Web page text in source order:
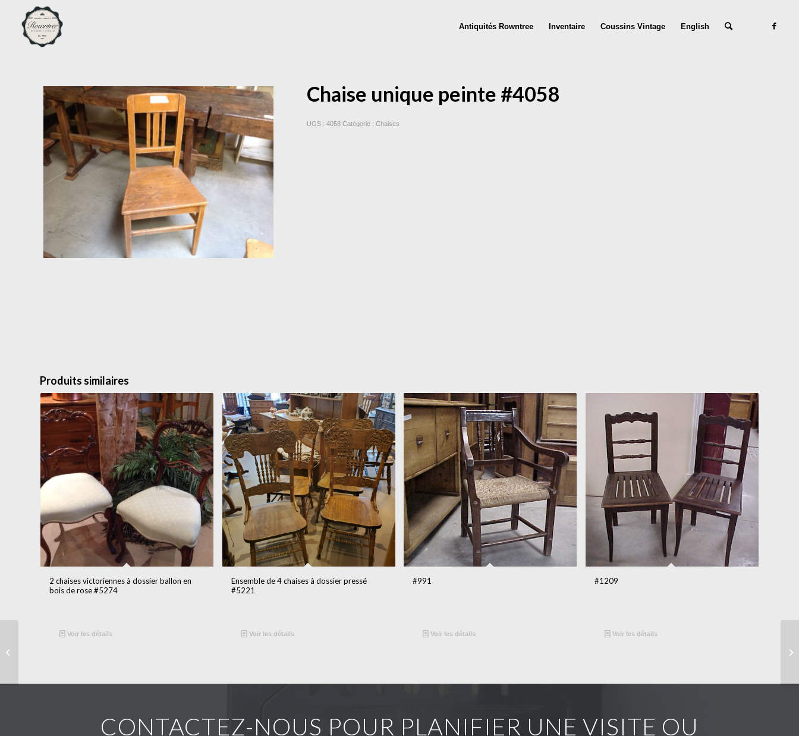
Antiquités Rowntree Inventaire Coussins Vintage English
Chaise unique peinte #4058
UGS :4058 Catégorie :Chaises
Produits similaires
2 chaises victoriennes à dossier ballon en
bois de rose #5274
Voir les détails
Ensemble de 4 chaises à dossier pressé
#5221
Voir les détails
#991
Voir les détails
#1209
Voir les détails
CONTACTEZ-NOUS POUR PLANIFIER UNE VISITE OU